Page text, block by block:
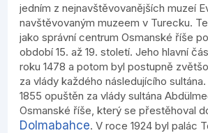
jedním z nejnavštěvovanějších muzeí
navštěvovaným muzeem v Turecku.
jako správní centrum Osmanské říše
období 15. až 19. století. Jeho hlavní
roku 1478 a potom byl postupně
za vlády každého následujícího
1855 opuštěn za vlády sultána
Osmanské říše, který se přestěhoval
Dolmabahce. V roce 1924 byl palác